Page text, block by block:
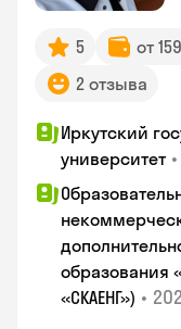
5 от
2 отзыва
Иркутский
университет •
образования
«СКАЕНГ») •